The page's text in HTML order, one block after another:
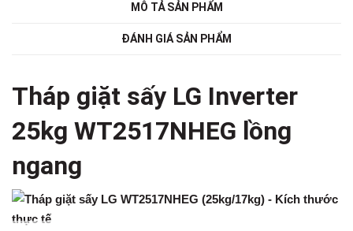
MÔ TẢ SẢN PHẨM
ĐÁNH GIÁ SẢN PHẨM
Tháp giặt sấy LG Inverter
25kg WT2517NHEG lồng
ngang